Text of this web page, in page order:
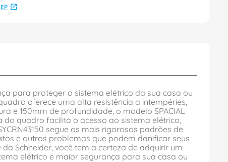
para proteger o sistema elétrico da sua casa ou
oferece uma alta resistência a intempéries,
e 150mm de profundidade, o modelo SPACIAL
quadro facilita o acesso ao sistema elétrico,
segue os mais rigorosos padrões de
e outros problemas que podem danificar seus
Schneider, você tem a certeza de adquirir um
elétrico e maior segurança para sua casa ou